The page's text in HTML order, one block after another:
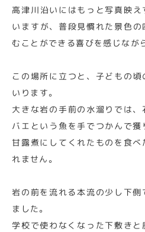
高津川沿いにはもっと写真映
いますが、普段見慣れた景色
むことができる喜びを感じなが
この場所に立つと、子どもの
いります。
大きな岩の手前の水溜りでは
バエという魚を手でつかんで
甘露煮にしてくれたものを食
れません。
岩の前を流れる本流の少し下
ました。
学校で使わなくなった下敷き